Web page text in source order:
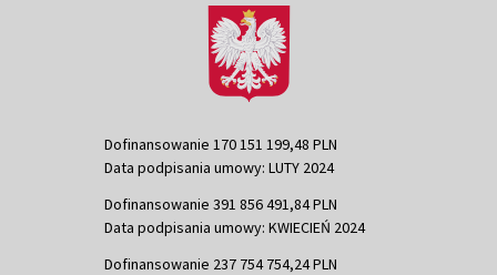
Dofinansowanie 170 151 199,48 PLN
Data podpisania umowy: LUTY 2024
Dofinansowanie 391 856 491,84 PLN
Data podpisania umowy: KWIECIEŃ 2024
Dofinansowanie 237 754 754,24 PLN